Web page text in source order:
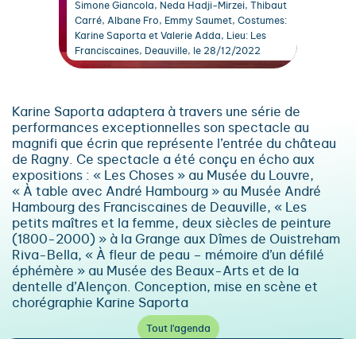
Simone Giancola, Neda Hadji-Mirzei, Thibaut
Carré, Albane Fro, Emmy Saumet, Costumes:
Karine Saporta et Valerie Adda, Lieu: Les
Franciscaines, Deauville, le 28/12/2022
Karine Saporta adaptera à travers une série de
performances exceptionnelles son spectacle au
magnifi que écrin que représente l’entrée du château
de Ragny. Ce spectacle a été conçu en écho aux
expositions : « Les Choses » au Musée du Louvre,
« À table avec André Hambourg » au Musée André
Hambourg des Franciscaines de Deauville, « Les
petits maîtres et la femme, deux siècles de peinture
(1800-2000) » à la Grange aux Dîmes de Ouistreham
Riva-Bella, « À fleur de peau – mémoire d’un défilé
éphémère » au Musée des Beaux-Arts et de la
dentelle d’Alençon. Conception, mise en scène et
chorégraphie Karine Saporta
Tout l'agenda